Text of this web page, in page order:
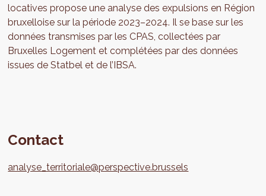
locatives propose une analyse des expulsions en Région
bruxelloise sur la période 2023–2024. Il se base sur les
données transmises par les CPAS, collectées par
Bruxelles Logement et complétées par des données
issues de Statbel et de l’IBSA.
Contact
analyse_territoriale@perspective.brussels